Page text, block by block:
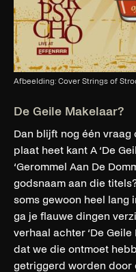
Afbeelding: Cover Strings of
De Geile Makelaar?
Dan blijft nog één vraag
plaat heet kant A ‘De
‘Gerommel Aan De
godsnaam aan die
soms gewoon heel lang
ga je flauwe dingen
verhaal achter ‘De Geile
dat we die ontmoet
getriggerd worden door